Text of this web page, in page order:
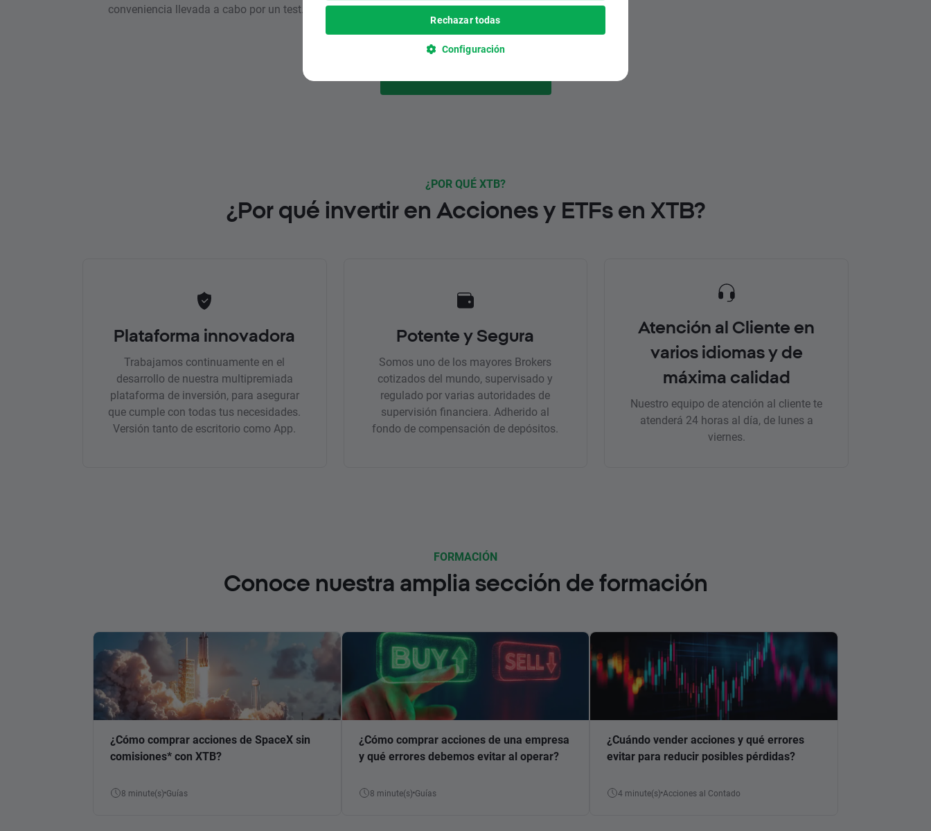
conveniencia llevada a cabo por un test.
¿POR QUÉ XTB?
¿Por qué invertir en Acciones y ETFs en XTB?
Plataforma innovadora
Trabajamos continuamente en el
desarrollo de nuestra multipremiada
plataforma de inversión, para asegurar
que cumple con todas tus necesidades.
Versión tanto de escritorio como App.
Potente y Segura
Somos uno de los mayores Brokers
cotizados del mundo, supervisado y
regulado por varias autoridades de
supervisión financiera. Adherido al
fondo de compensación de depósitos.
Atención al Cliente en
varios idiomas y de
máxima calidad
Nuestro equipo de atención al cliente te
atenderá 24 horas al día, de lunes a
viernes.
FORMACIÓN
Conoce nuestra amplia sección de formación
¿Cómo comprar acciones de SpaceX sin
comisiones* con XTB?
8 minute(s) Guías
¿Cómo comprar acciones de una empresa
y qué errores debemos evitar al operar?
8 minute(s) Guías
¿Cuándo vender acciones y qué errores
evitar para reducir posibles pérdidas?
4 minute(s) Acciones al Contado
Rechazar todas
Configuración